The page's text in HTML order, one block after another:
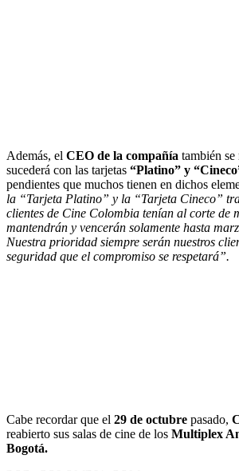
Además, el CEO de la compañía también
sucederá con las tarjetas “Platino” y
pendientes que muchos tienen en dichos
la “Tarjeta Platino” y la “Tarjeta Cineco”
clientes de Cine Colombia tenían al corte de
mantendrán y vencerán solamente hasta
Nuestra prioridad siempre serán nuestros
seguridad que el compromiso se respetará”.
Cabe recordar que el 29 de octubre pasado,
reabierto sus salas de cine de los Multiplex
Bogotá.